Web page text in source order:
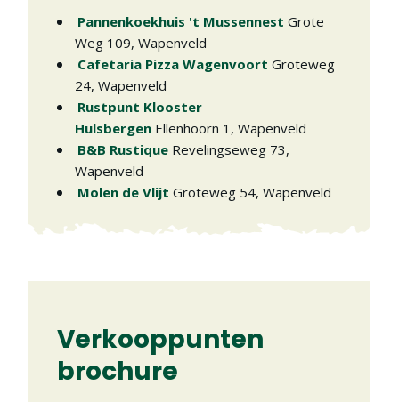
Pannenkoekhuis 't Mussennest Grote
Weg 109, Wapenveld
Cafetaria Pizza Wagenvoort Groteweg
24, Wapenveld
Rustpunt Klooster
Hulsbergen Ellenhoorn 1 , Wapenveld
B&B Rustique Revelingseweg 73,
Wapenveld
Molen de Vlijt Groteweg 54, Wapenveld
Verkooppunten
brochure